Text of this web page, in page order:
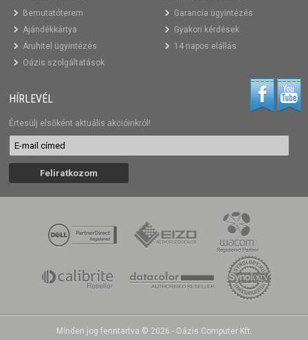
Bemutatóterem
Ajándékkártya
Áruhitel ügyintézés
Oázis szolgáltatások
Garancia ügyintézés
Gyakori kérdések
14 napos elállás
HÍRLEVÉL
Értesülj elsőként aktuális akcióinkról!
Minden jog fenntartva © 2026 - Oázis Computer Kft.